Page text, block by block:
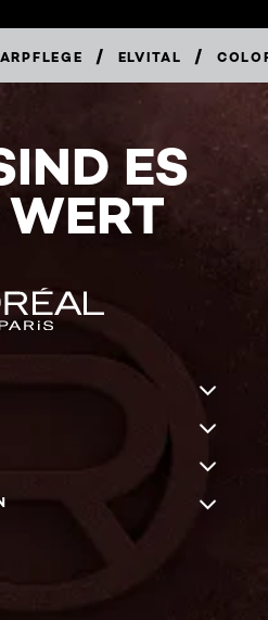
/ ELVITAL /
ES